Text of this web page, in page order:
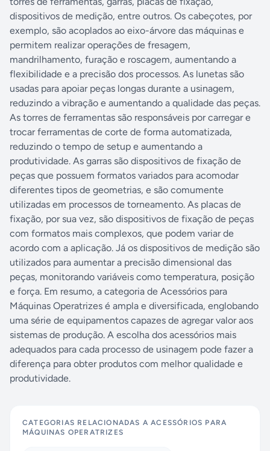
dispositivos de medição, entre outros. Os cabeçotes, por
exemplo, são acoplados ao eixo-árvore das máquinas e
permitem realizar operações de fresagem,
mandrilhamento, furação e roscagem, aumentando a
flexibilidade e a precisão dos processos. As lunetas são
usadas para apoiar peças longas durante a usinagem,
reduzindo a vibração e aumentando a qualidade das peças.
As torres de ferramentas são responsáveis por carregar e
trocar ferramentas de corte de forma automatizada,
reduzindo o tempo de setup e aumentando a
produtividade. As garras são dispositivos de fixação de
peças que possuem formatos variados para acomodar
diferentes tipos de geometrias, e são comumente
utilizadas em processos de torneamento. As placas de
fixação, por sua vez, são dispositivos de fixação de peças
com formatos mais complexos, que podem variar de
acordo com a aplicação. Já os dispositivos de medição são
utilizados para aumentar a precisão dimensional das
peças, monitorando variáveis como temperatura, posição
e força. Em resumo, a categoria de Acessórios para
Máquinas Operatrizes é ampla e diversificada, englobando
uma série de equipamentos capazes de agregar valor aos
sistemas de produção. A escolha dos acessórios mais
adequados para cada processo de usinagem pode fazer a
diferença para obter produtos com melhor qualidade e
produtividade.
CATEGORIAS RELACIONADAS AACESSÓRIOS PARA
MÁQUINAS OPERATRIZES